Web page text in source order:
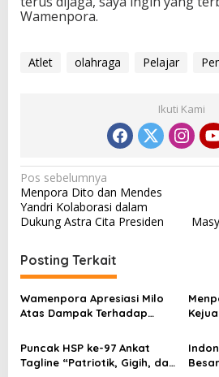
Wamenpora.
Atlet olahraga Pelajar
Ikuti Kami
N
a
v
i
g
a
s
i
p
Pos sebelumnya
Menpora Dito dan Mendes
Yandri Kolaborasi dalam
Dukung Astra Cita Presiden
Posting Terkait
Wamenpora Apresiasi Milo
Atas Dampak Terhadap
Puncak HSP ke-97 Ankat
Tagline “Patriotik, Gigih, dan